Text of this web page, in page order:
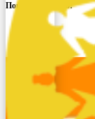
Понравилось это: